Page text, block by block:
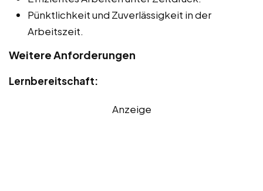
Pünktlichkeit und Zuverlässigkeit in der
Arbeitszeit.
Weitere Anforderungen
Lernbereitschaft:
Anzeige